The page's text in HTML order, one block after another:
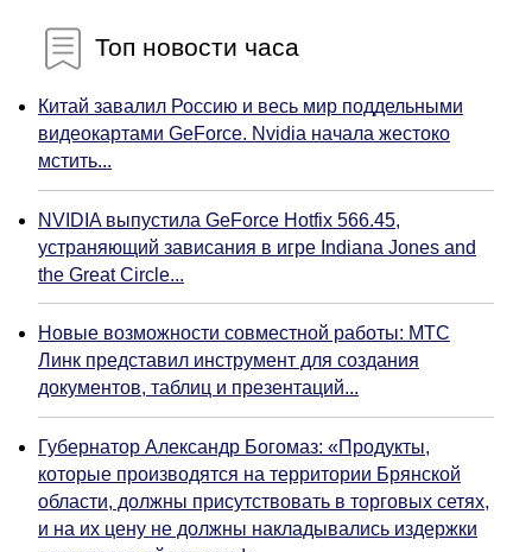
Топ новости часа
Китай завалил Россию и весь мир поддельными
видеокартами GeForce. Nvidia начала жестоко
мстить...
NVIDIA выпустила GeForce Hotfix 566.45,
устраняющий зависания в игре Indiana Jones and
the Great Circle...
Новые возможности совместной работы: МТС
Линк представил инструмент для создания
документов, таблиц и презентаций...
Губернатор Александр Богомаз: «Продукты,
которые производятся на территории Брянской
области, должны присутствовать в торговых сетях,
и на их цену не должны накладывались издержки